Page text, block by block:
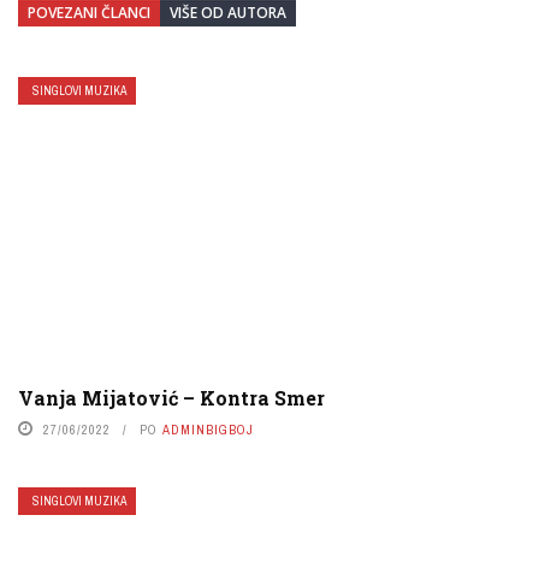
POVEZANI ČLANCI VIŠE OD AUTORA
SINGLOVI MUZIKA
Vanja Mijatović – Kontra Smer
27/06/2022 PO ADMINBIGBOJ
SINGLOVI MUZIKA